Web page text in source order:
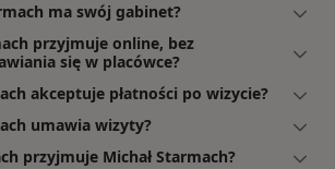
ma swój gabinet?
przyjmuje online, bez
się w placówce?
akceptuje płatności po wizycie?
umawia wizyty?
przyjmuje Michał Starmach?